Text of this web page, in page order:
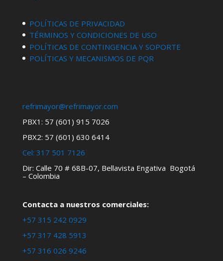
POLÍTICAS DE PRIVACIDAD
TÉRMINOS Y CONDICIONES DE USO
POLÍTICAS DE CONTINGENCIA Y SOPORTE
POLÍTICAS Y MECANISMOS DE PQR
refrimayor@refrimayor.com
PBX1: 57 (601) 915 7026
PBX2: 57 (601) 630 6414
Cel: 317 501 7126
Dir: Calle 70 # 68B-07, Bellavista Engativa Bogotá
– Colombia
Contacta a nuestros comerciales:
+57 315 242 0929
+57 317 428 5913
+57 316 026 9246